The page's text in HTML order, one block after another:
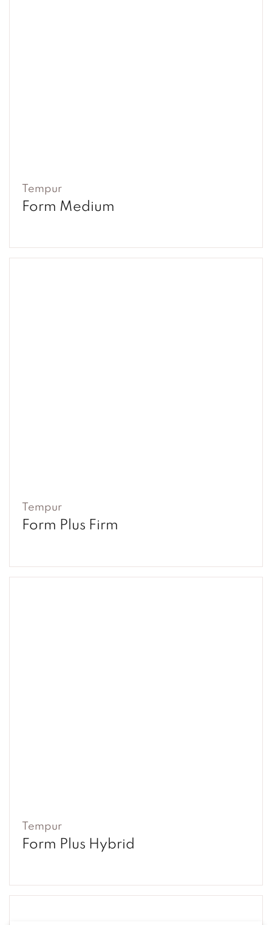
Tempur
Form Medium
Tempur
Form Plus Firm
Tempur
Form Plus Hybrid